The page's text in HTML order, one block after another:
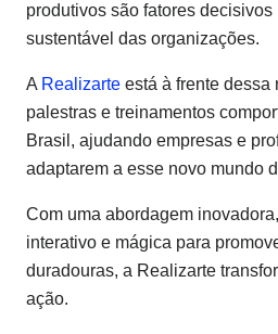
produtivos são fatores
sustentável das organizações.
A Realizarte está à frente dessa
palestras e treinamentos
Brasil, ajudando empresas e
adaptarem a esse novo mundo
Com uma abordagem
interativo e mágica para
duradouras, a Realizarte
ação.